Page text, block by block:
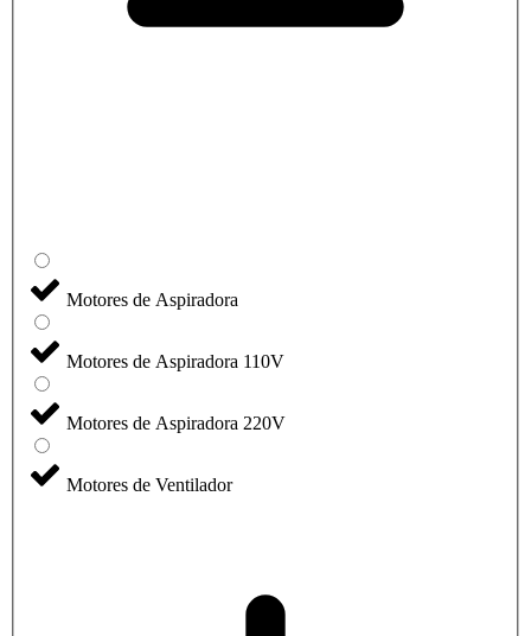
Motores de Aspiradora
Motores de Aspiradora 110V
Motores de Aspiradora 220V
Motores de Ventilador